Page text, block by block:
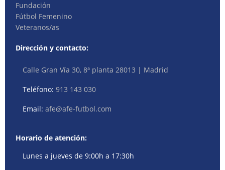
Fundación
Fútbol Femenino
Veteranos/as
Dirección y contacto:
Calle Gran Vía 30, 8ª planta 28013 | Madrid
Teléfono:913 143 030
Email:afe@afe-futbol.com
Horario de atención:
Lunes a jueves de 9:00h a 17:30h